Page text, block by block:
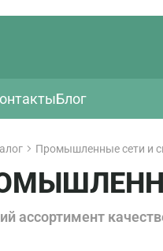
Блог
Промышленные сети и
ассортимент